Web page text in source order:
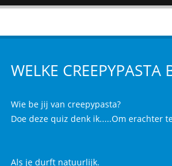
WELKE CREEPYPASTA
Wie be jij van creepypasta?
Doe deze quiz denk ik.....Om erachter
Als je durft natuurlijk.